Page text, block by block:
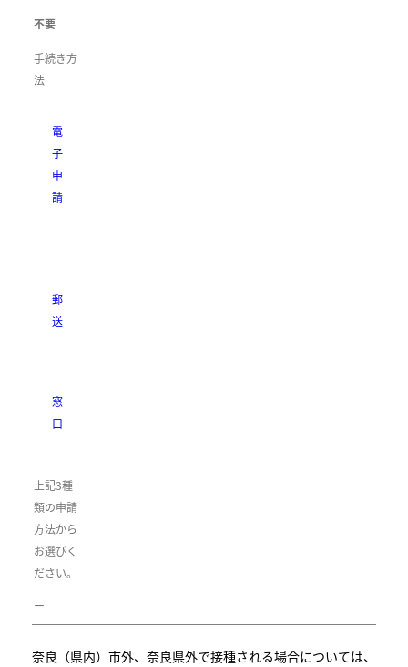
不要
手続き方
法
電
子
申
請
郵
送
窓
口
上記3種
類の申請
方法から
お選びく
ださい。
ー
奈良（県内）市外、奈良県外で接種される場合については、